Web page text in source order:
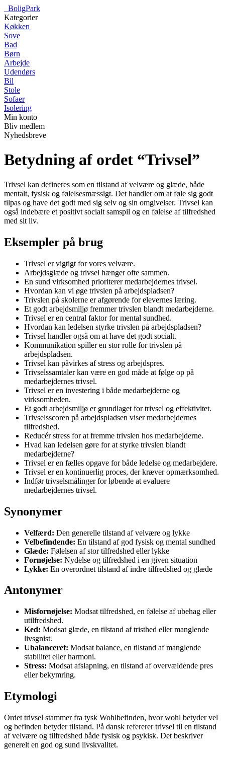
BoligPark
Kategorier
Køkken
Sove
Bad
Børn
Arbejde
Udendørs
Bil
Stole
Sofaer
Isolering
Min konto
Bliv medlem
Nyhedsbreve
Betydning af ordet “Trivsel”
Trivsel kan defineres som en tilstand af velvære og glæde, både
mentalt, fysisk og følelsesmæssigt. Det handler om at føle sig godt
tilpas og have det godt med sig selv og sin omgivelser. Trivsel kan
også indebære et positivt socialt samspil og en følelse af tilfredshed
med sit liv.
Eksempler på brug
Trivsel er vigtigt for vores velvære.
Arbejdsglæde og trivsel hænger ofte sammen.
En sund virksomhed prioriterer medarbejdernes trivsel.
Hvordan kan vi øge trivslen på arbejdspladsen?
Trivslen på skolerne er afgørende for elevernes læring.
Et godt arbejdsmiljø fremmer trivslen blandt medarbejderne.
Trivsel er en central faktor for mental sundhed.
Hvordan kan ledelsen styrke trivslen på arbejdspladsen?
Trivsel handler også om at have det godt socialt.
Kommunikation spiller en stor rolle for trivslen på
arbejdspladsen.
Trivsel kan påvirkes af stress og arbejdspres.
Trivselssamtaler kan være en god måde at følge op på
medarbejdernes trivsel.
Trivsel er en investering i både medarbejderne og
virksomheden.
Et godt arbejdsmiljø er grundlaget for trivsel og effektivitet.
Trivselsscoren på arbejdspladsen viser medarbejdernes
tilfredshed.
Reducér stress for at fremme trivslen hos medarbejderne.
Hvad kan ledelsen gøre for at styrke trivslen blandt
medarbejderne?
Trivsel er en fælles opgave for både ledelse og medarbejdere.
Trivsel er en kontinuerlig proces, der kræver opmærksomhed.
Indfør trivselsmålinger for løbende at evaluere
medarbejdernes trivsel.
Synonymer
Velfærd: Den generelle tilstand af velvære og lykke
Velbefindende: En tilstand af god fysisk og mental sundhed
Glæde: Følelsen af stor tilfredshed eller lykke
Fornøjelse: Nydelse og tilfredshed i en given situation
Lykke: En overordnet tilstand af indre tilfredshed og glæde
Antonymer
Misfornøjelse: Modsat tilfredshed, en følelse af ubehag eller
utilfredshed.
Ked: Modsat glæde, en tilstand af tristhed eller manglende
livsgnist.
Ubalanceret: Modsat balance, en tilstand af manglende
stabilitet eller harmoni.
Stress: Modsat afslapning, en tilstand af overvældende pres
eller bekymring.
Etymologi
Ordet trivsel stammer fra tysk Wohlbefinden, hvor wohl betyder vel
og befinden betyder tilstand. På dansk refererer trivsel til en tilstand
af velvære og tilfredshed både fysisk og psykisk. Det beskriver
generelt en god og sund livskvalitet.